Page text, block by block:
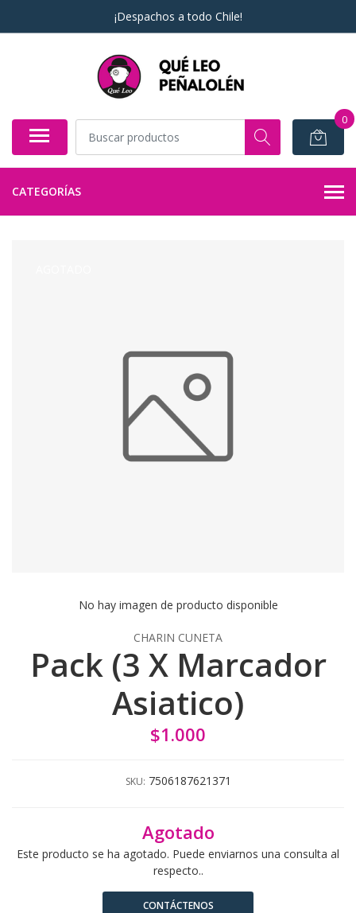
¡Despachos a todo Chile!
0
CATEGORÍAS
No hay imagen de producto disponible
CHARIN CUNETA
Pack (3 X Marcador
Asiatico)
$1.000
SKU: 7506187621371
Agotado
Este producto se ha agotado. Puede enviarnos una consulta al
respecto..
CONTÁCTENOS